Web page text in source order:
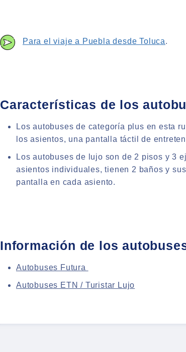
Para el viaje a Puebla desde Toluca.
Características de los
Los autobuses de categoría plus en esta
los asientos, una pantalla táctil de
Los autobuses de lujo son de 2 pisos y 3
asientos individuales, tienen 2 baños y
pantalla en cada asiento.
Información de los
Autobuses Futura
Autobuses ETN / Turistar Lujo